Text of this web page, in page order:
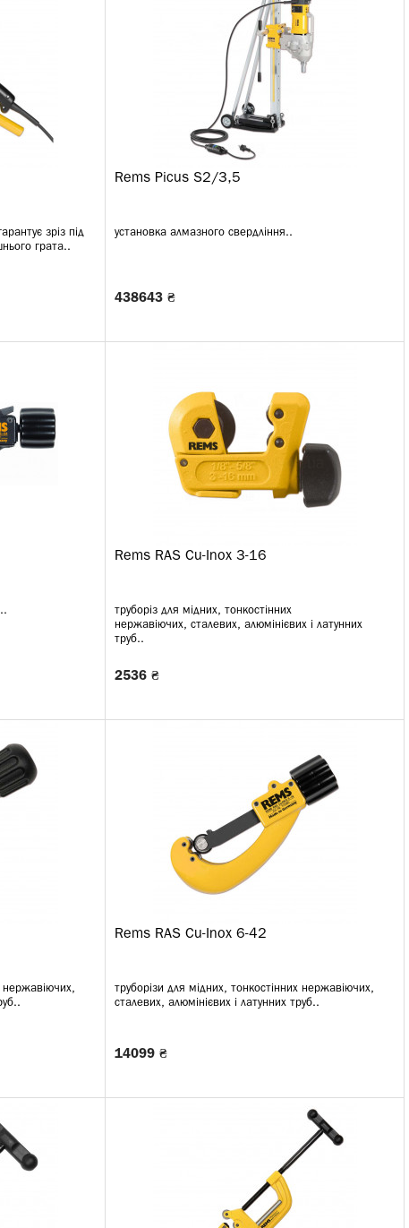
зріз під
грата..
Rems Picus S2/3,5
установка алмазного свердління..
438643 ₴
Rems RAS Cu-Inox 3-16
труборіз для мідних, тонкостінних
нержавіючих, сталевих, алюмінієвих і латунних
труб..
2536 ₴
нержавіючих,
Rems RAS Cu-Inox 6-42
труборізи для мідних, тонкостінних нержавіючих,
сталевих, алюмінієвих і латунних труб..
14099 ₴